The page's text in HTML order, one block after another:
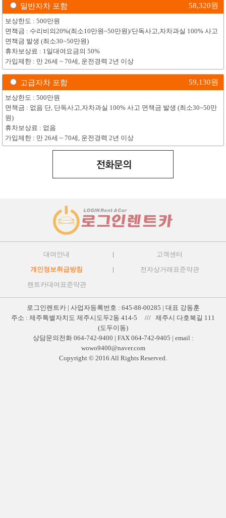
일반자차 포함 58,320원
보상한도 : 500만원
면책금 : 수리비의20%(최소10만원~50만원)/단독사고,자차과실 100% 사고
면책금 발생 (최소30~50만원)
휴차보상료 : 1일대여요금의 50%
가입제한 : 만 26세 ~ 70세, 운전경력 2년 이상
고급자차 포함 59,130원
보상한도 : 500만원
면책금 : 없음 단, 단독사고,자차과실 100% 사고 면책금 발생 (최소30~50만
원)
휴차보상료 : 없음
가입제한 : 만 26세 ~ 70세, 운전경력 2년 이상
대여안내 고객센터
개인정보취급방침 전자상거래표준약관
렌트카대여표준약관
로그인렌트카 | 사업자등록번호 : 645-88-00285 | 대표 강동훈
주소 : 제주특별자치도 제주시도두2동 414-5 /// 제주시 다호북길 111
(도두이동)
상담문의전화 064-742-9400 | FAX 064-742-9405 | email :
wowo9400@naver.com
Copyright © 2016 All Rights Reserved.